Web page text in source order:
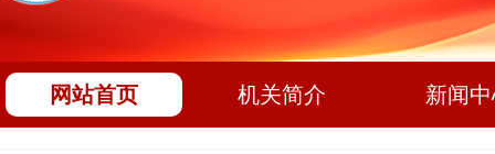
网站首页 机关简介 新闻